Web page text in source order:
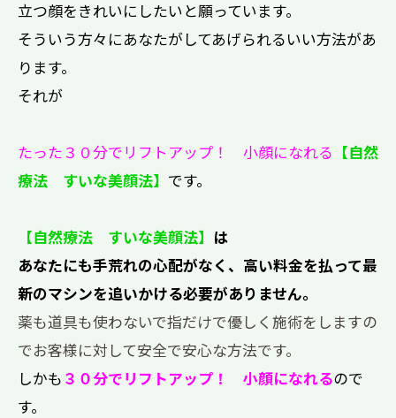
立つ顔をきれいにしたいと願っています。
そういう方々にあなたがしてあげられるいい方法があ
ります。
それが
たった３０分でリフトアップ！ 小顔になれる 【自然
療法 すいな美顔法】 です。
【自然療法 すいな美顔法】 は
あなたにも手荒れの心配がなく、高い料金を払って最
新のマシンを追いかける必要がありません。
薬も道具も使わないで指だけで優しく施術をしますの
でお客様に対して安全で安心な方法です。
しかも ３０分でリフトアップ！ 小顔になれるので
す。